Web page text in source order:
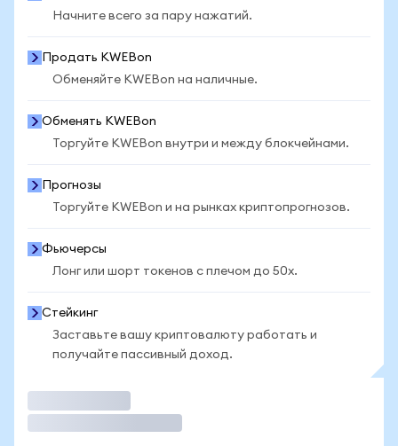
Начните всего за пару нажатий.
Продать KWEBon
Обменяйте KWEBon на наличные.
Обменять KWEBon
Торгуйте KWEBon внутри и между блокчейнами.
Прогнозы
Торгуйте KWEBon и на рынках криптопрогнозов.
Фьючерсы
Лонг или шорт токенов с плечом до 50x.
Стейкинг
Заставьте вашу криптовалюту работать и
получайте пассивный доход.